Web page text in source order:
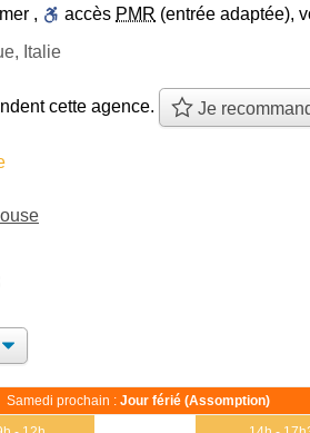
, accès PMR (entrée adaptée),
Italie
cette agence. Je
Samedi prochain : Jour férié (Assomption)